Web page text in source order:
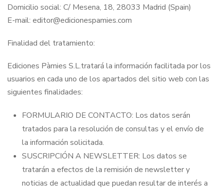
Domicilio social: C/ Mesena, 18, 28033 Madrid (Spain)
E-mail: editor@edicionespamies.com
Finalidad del tratamiento:
Ediciones Pàmies S.L.tratará la información facilitada por los
usuarios en cada uno de los apartados del sitio web con las
siguientes finalidades:
FORMULARIO DE CONTACTO: Los datos serán
tratados para la resolución de consultas y el envío de
la información solicitada.
SUSCRIPCIÓN A NEWSLETTER: Los datos se
tratarán a efectos de la remisión de newsletter y
noticias de actualidad que puedan resultar de interés a